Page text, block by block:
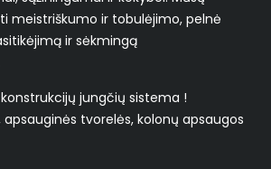
meistriškumo ir tobulėjimo, pelnė
ir sėkmingą
jungčių sistema !
tvorelės, kolonų apsaugos